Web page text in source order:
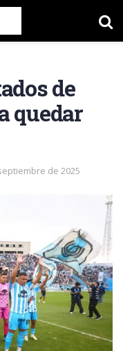
de
quedar
de 2025